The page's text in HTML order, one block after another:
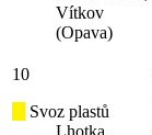
Vítkov
(Opava)
10
Svoz plastů
Lhotka,